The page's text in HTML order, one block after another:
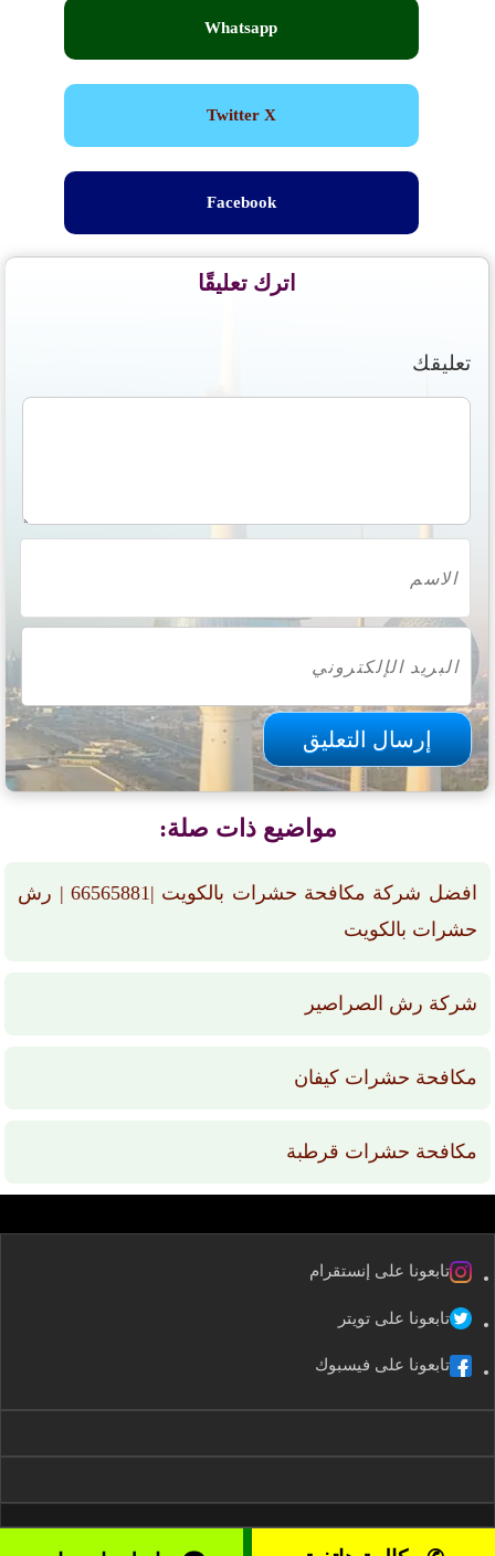
Whatsapp
Twitter X
Facebook
اترك تعليقًا
تعليقك
مواضيع ذات صلة:
افضل شركة مكافحة حشرات بالكويت |66565881 | رش
حشرات بالكويت
شركة رش الصراصير
مكافحة حشرات كيفان
مكافحة حشرات قرطبة
تابعونا على إنستقرام
تابعونا على تويتر
تابعونا على فيسبوك